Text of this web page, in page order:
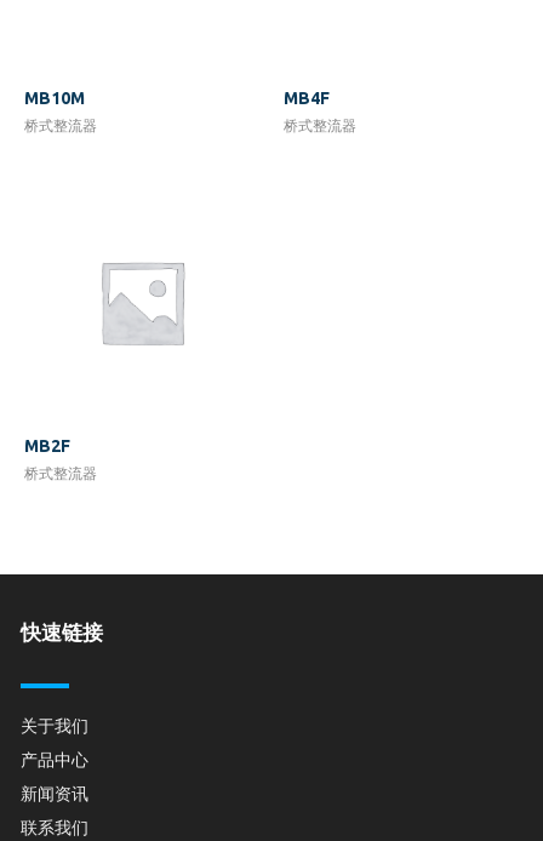
MB10M
桥式整流器
MB4F
桥式整流器
MB2F
桥式整流器
快速链接
关于我们
产品中心
新闻资讯
联系我们